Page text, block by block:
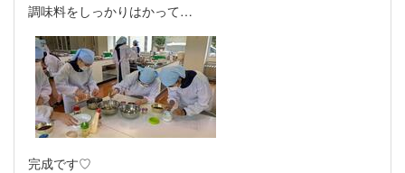
調味料をしっかりはかって…
完成です♡